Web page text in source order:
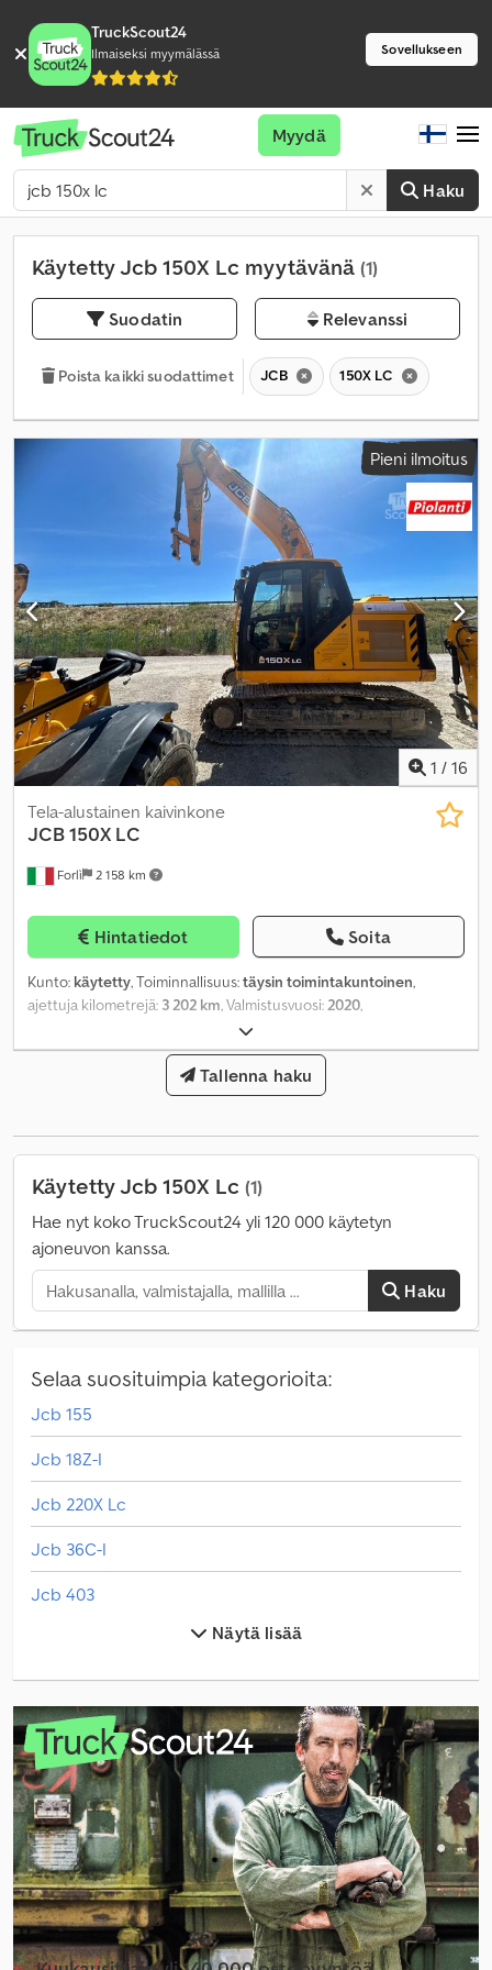
TruckScout24
Ilmaiseksi myymälässä Sovellukseen
Haku
Myydä
Käytetty Jcb 150X Lc myytävänä (1)
Suodatin Relevanssi
Poista kaikki suodattimet JCB 150X LC
Pieni ilmoitus
1 / 16
Forlì 2 158 km
Tela-alustainen kaivinkone
JCB150X LC
Hintatiedot Soita
Kunto: käytetty, Toiminnallisuus:täysin toimintakuntoinen,
ajettuja kilometrejä: 3 202 km, Valmistusvuosi:2020,
Tallenna haku
Käytetty Jcb 150X Lc (1)
Hae nyt koko TruckScout24 yli 120 000 käytetyn
ajoneuvon kanssa.
Haku
Selaa suosituimpia kategorioita:
Jcb 155
Jcb 18Z-I
Jcb 220X Lc
Jcb 36C-I
Jcb 403
Jcb 407
Jcb 409
Jcb 525-60 Hi Viz
Jcb 525-60E
Jcb 533-105
Jcb 535-95
Jcb 540-140 Hi-Viz
Näytä lisää